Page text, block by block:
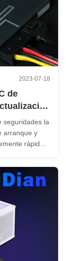
2023-07-18
de
seguridades la
arranque y
rápido.
el dolor de